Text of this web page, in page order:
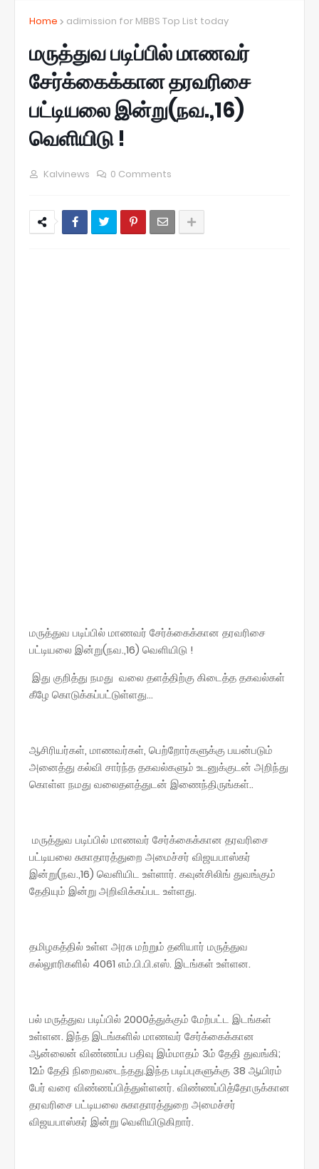
Home adimission for MBBS Top List today
மருத்துவ படிப்பில் மாணவர்
சேர்க்கைக்கான தரவரிசை
பட்டியலை இன்று(நவ.,16)
வெளியிடு !
Kalvinews 0 Comments
மருத்துவ படிப்பில் மாணவர் சேர்க்கைக்கான தரவரிசை
பட்டியலை இன்று(நவ.,16) வெளியிடு !
இது குறித்து நமது வலை தளத்திற்கு கிடைத்த தகவல்கள்
கீழே கொடுக்கப்பட்டுள்ளது...
ஆசிரியர்கள், மாணவர்கள், பெற்றோர்களுக்கு பயன்படும்
அனைத்து கல்வி சார்ந்த தகவல்களும் உடனுக்குடன் அறிந்து
கொள்ள நமது வலைதளத்துடன் இணைந்திருங்கள்..
மருத்துவ படிப்பில் மாணவர் சேர்க்கைக்கான தரவரிசை
பட்டியலை சுகாதாரத்துறை அமைச்சர் விஜயபாஸ்கர்
இன்று(நவ.,16) வெளியிட உள்ளார். கவுன்சிலிங் துவங்கும்
தேதியும் இன்று அறிவிக்கப்பட உள்ளது.
தமிழகத்தில் உள்ள அரசு மற்றும் தனியார் மருத்துவ
கல்லுாரிகளில் 4061 எம்.பி.பி.எஸ். இடங்கள் உள்ளன.
பல் மருத்துவ படிப்பில் 2000த்துக்கும் மேற்பட்ட இடங்கள்
உள்ளன. இந்த இடங்களில் மாணவர் சேர்க்கைக்கான
ஆன்லைன் விண்ணப்ப பதிவு இம்மாதம் 3ம் தேதி துவங்கி;
12ம் தேதி நிறைவடைந்தது.இந்த படிப்புகளுக்கு 38 ஆயிரம்
பேர் வரை விண்ணப்பித்துள்ளனர். விண்ணப்பித்தோருக்கான
தரவரிசை பட்டியலை சுகாதாரத்துறை அமைச்சர்
விஜயபாஸ்கர் இன்று வெளியிடுகிறார்.